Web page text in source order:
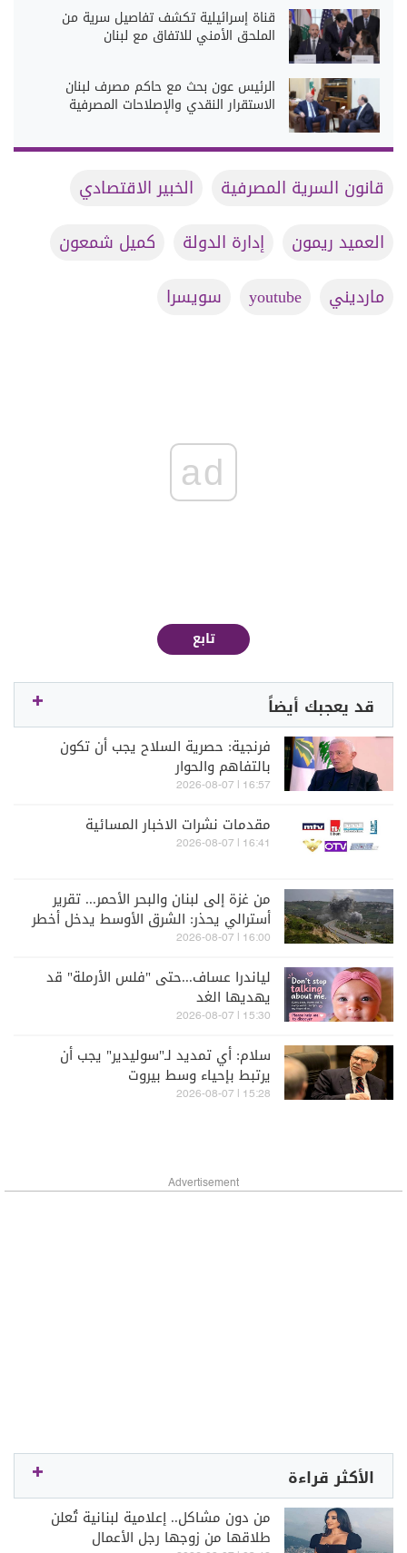
قناة إسرائيلية تكشف تفاصيل سرية من
الملحق الأمني للاتفاق مع لبنان
الرئيس عون بحث مع حاكم مصرف لبنان
الاستقرار النقدي والإصلاحات المصرفية
قانون السرية المصرفية
الخبير الاقتصادي
العميد ريمون
إدارة الدولة
كميل شمعون
مارديني
youtube سويسرا
ad
تابع
قد يعجبك أيضاً
فرنجية: حصرية السلاح يجب أن تكون
بالتفاهم والحوار
16:57 | 2026-08-07
مقدمات نشرات الاخبار المسائية
16:41 | 2026-08-07
من غزة إلى لبنان والبحر الأحمر... تقرير
أسترالي يحذر: الشرق الأوسط يدخل أخطر
مراحله
16:00 | 2026-08-07
لياندرا عساف...حتى "فلس الأرملة" قد
يهديها الغد
15:30 | 2026-08-07
سلام: أي تمديد لـ"سوليدير" يجب أن
يرتبط بإحياء وسط بيروت
15:28 | 2026-08-07
Advertisement
الأكثر قراءة
من دون مشاكل.. إعلامية لبنانية تُعلن
طلاقها من زوجها رجل الأعمال